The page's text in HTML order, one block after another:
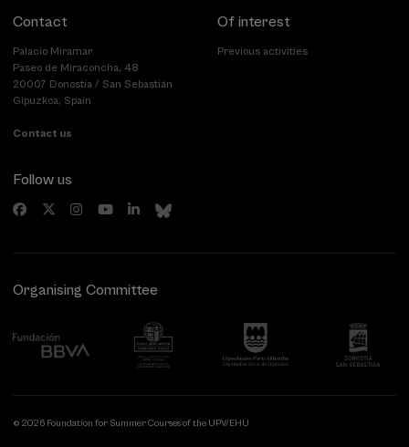
Contact
Palacio Miramar
Paseo de Miraconcha, 48
20007 Donostia / San Sebastián
Gipuzkoa, Spain
Contact us
Of interest
Previous activities
Follow us
Organising Committee
© 2026 Foundation for Summer Courses of the UPV/EHU